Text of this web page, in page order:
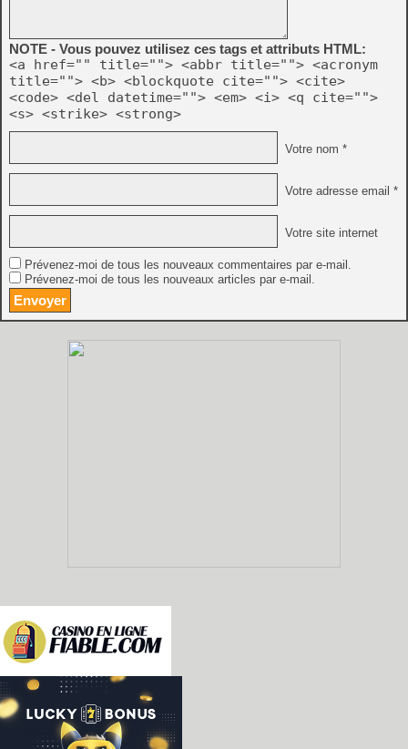
NOTE - Vous pouvez utilisez ces tags et attributs HTML:
<a href="" title=""> <abbr title=""> <acronym
title=""> <b> <blockquote cite=""> <cite>
<code> <del datetime=""> <em> <i> <q cite="">
<s> <strike> <strong>
Votre nom *
Votre adresse email *
Votre site internet
Prévenez-moi de tous les nouveaux commentaires par e-mail.
Prévenez-moi de tous les nouveaux articles par e-mail.